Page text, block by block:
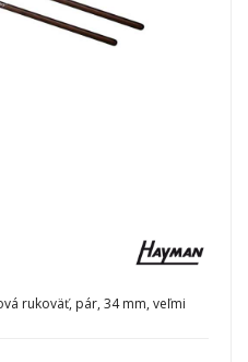
rukoväť, pár, 34 mm, veľmi